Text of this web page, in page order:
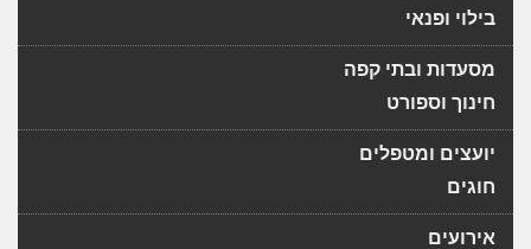
בילוי ופנאי
מסעדות ובתי קפה
חינוך וספורט
יועצים ומטפלים
חוגים
אירועים